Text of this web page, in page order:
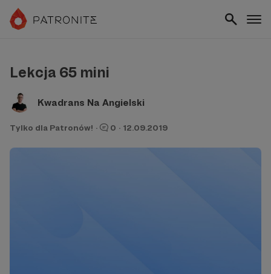
Lekcja 65 mini
Kwadrans Na Angielski
Tylko dla Patronów! · 0 · 12.09.2019